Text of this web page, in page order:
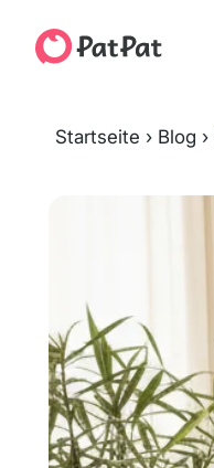
Startseite › Blog ›